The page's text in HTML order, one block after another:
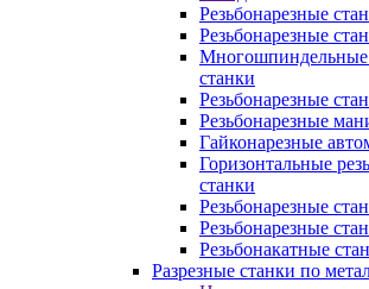
Резьбонарезные
Резьбонарезные
Многошпиндельные
станки
Резьбонарезные
Резьбонарезные
Гайконарезные
Горизонтальные
станки
Резьбонарезные
Резьбонарезные
Резьбонакатные
Разрезные станки по